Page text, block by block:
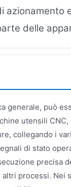
azionamento
delle
generale, può
utensili
collegando i
di stato
precisa
altri processi.